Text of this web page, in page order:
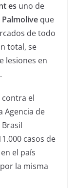
es uno de
Palmolive que
de todo
total, se
lesiones en
contra el
Agencia de
casos de
el país
la misma